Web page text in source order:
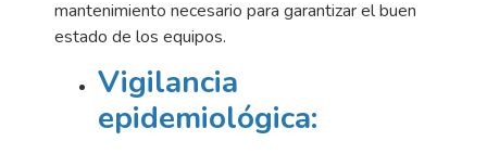
mantenimiento necesario para garantizar el buen
estado de los equipos.
Vigilancia
epidemiológica: